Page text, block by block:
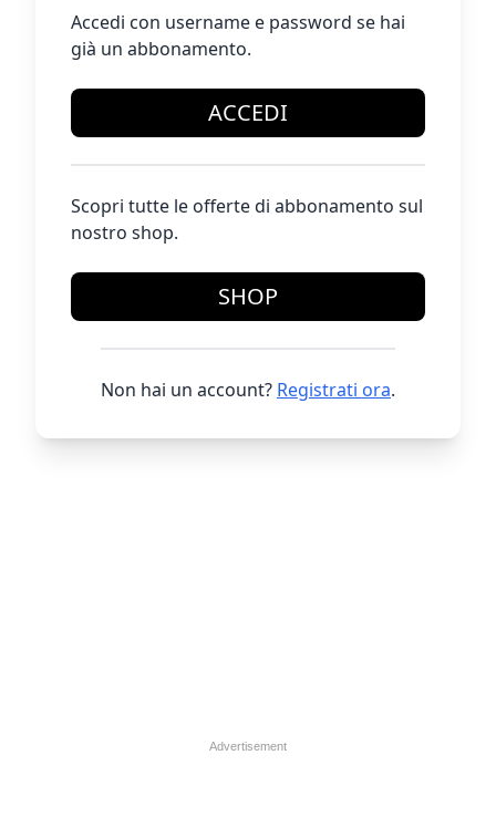
Accedi con username e password se hai
già un abbonamento.
ACCEDI
Scopri tutte le offerte di abbonamento sul
nostro shop.
SHOP
Non hai un account? Registrati ora.